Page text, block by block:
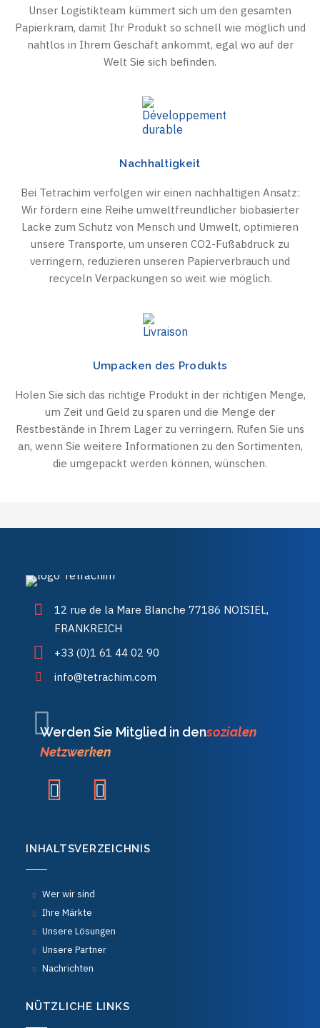
Unser Logistikteam kümmert sich um den gesamten
Papierkram, damit Ihr Produkt so schnell wie möglich und
nahtlos in Ihrem Geschäft ankommt, egal wo auf der
Welt Sie sich befinden.
Nachhaltigkeit
Bei Tetrachim verfolgen wir einen nachhaltigen Ansatz:
Wir fördern eine Reihe umweltfreundlicher biobasierter
Lacke zum Schutz von Mensch und Umwelt, optimieren
unsere Transporte, um unseren CO2-Fußabdruck zu
verringern, reduzieren unseren Papierverbrauch und
recyceln Verpackungen so weit wie möglich.
Umpacken des Produkts
Holen Sie sich das richtige Produkt in der richtigen Menge,
um Zeit und Geld zu sparen und die Menge der
Restbestände in Ihrem Lager zu verringern. Rufen Sie uns
an, wenn Sie weitere Informationen zu den Sortimenten,
die umgepackt werden können, wünschen.
12 rue de la Mare Blanche 77186 NOISIEL,
FRANKREICH
+33 (0)1 61 44 02 90
info@tetrachim.com
INHALTSVERZEICHNIS
Wer wir sind
Ihre Märkte
Unsere Lösungen
Unsere Partner
Nachrichten
NÜTZLICHE LINKS
Werden Sie Mitglied in densozialen
Netzwerken